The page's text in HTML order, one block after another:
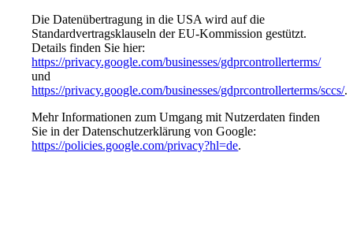
Die Datenübertragung in die USA wird auf die
Standardvertragsklauseln der EU-Kommission gestützt.
Details finden Sie hier:
https://privacy.google.com/businesses/gdprcontrollerterms/
und
https://privacy.google.com/businesses/gdprcontrollerterms/sccs/.
Mehr Informationen zum Umgang mit Nutzerdaten finden
Sie in der Datenschutzerklärung von Google:
https://policies.google.com/privacy?hl=de.